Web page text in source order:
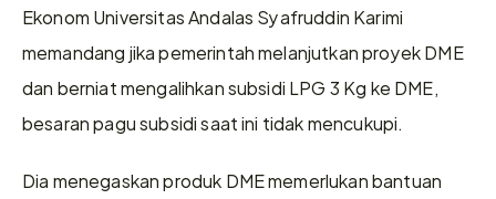
Ekonom Universitas Andalas Syafruddin Karimi
memandang jika pemerintah melanjutkan proyek DME
dan berniat mengalihkan subsidi LPG 3 Kg ke DME,
besaran pagu subsidi saat ini tidak mencukupi.
Dia menegaskan produk DME memerlukan bantuan